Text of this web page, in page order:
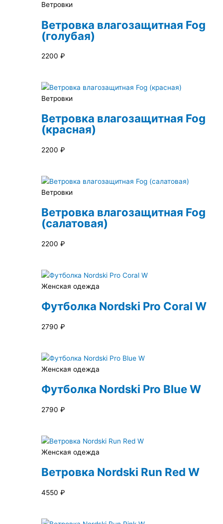
Ветровки
Ветровка влагозащитная Fog
(голубая)
2200 ₽
Ветровки
Ветровка влагозащитная Fog
(красная)
2200 ₽
Ветровки
Ветровка влагозащитная Fog
(салатовая)
2200 ₽
Женская одежда
Футболка Nordski Pro Coral W
2790 ₽
Женская одежда
Футболка Nordski Pro Blue W
2790 ₽
Женская одежда
Ветровка Nordski Run Red W
4550 ₽